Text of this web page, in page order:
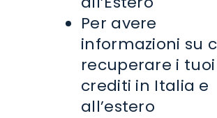
Per avere
informazioni su
recuperare i tuoi
crediti in Italia e
all’estero